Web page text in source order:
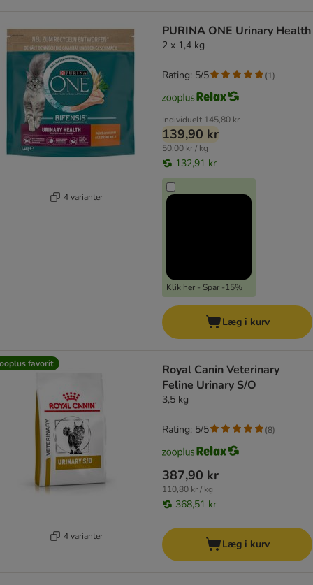
4 varianter
PURINA ONE Urinary Health
2 x 1,4 kg
Individuelt 145,80 kr
139,90 kr
50,00 kr / kg
132,91 kr
Klik her - Spar -15%
Rating: 5/5 (1)
Læg i kurv
favorit
4 varianter
Royal Canin Veterinary
Feline Urinary S/O
3,5 kg
387,90 kr
110,80 kr / kg
368,51 kr
Rating: 5/5 (8)
Læg i kurv